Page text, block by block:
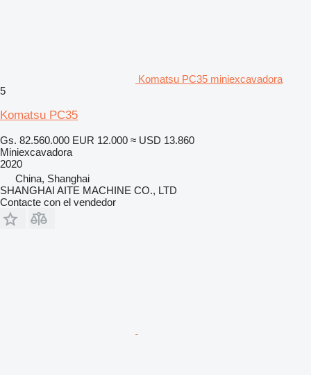
Komatsu PC35 miniexcavadora
5
Komatsu PC35
Gs. 82.560.000 EUR 12.000 ≈ USD 13.860
Miniexcavadora
2020
China, Shanghai
SHANGHAI AITE MACHINE CO., LTD
Contacte con el vendedor